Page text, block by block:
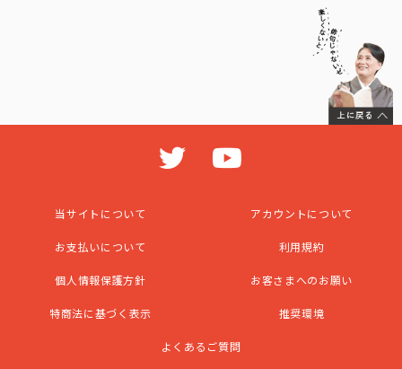
当サイトについて アカウントについて
お支払いについて 利用規約
個人情報保護方針 お客さまへのお願い
特商法に基づく表示 推奨環境
よくあるご質問